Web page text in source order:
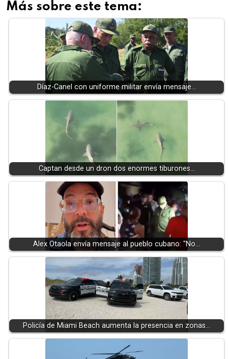
Más sobre este tema:
Díaz-Canel con uniforme militar envía mensaje…
Captan desde un dron dos enormes tiburones…
Alex Otaola envía mensaje al pueblo cubano: "No…
Policía de Miami Beach aumenta la presencia en zonas…